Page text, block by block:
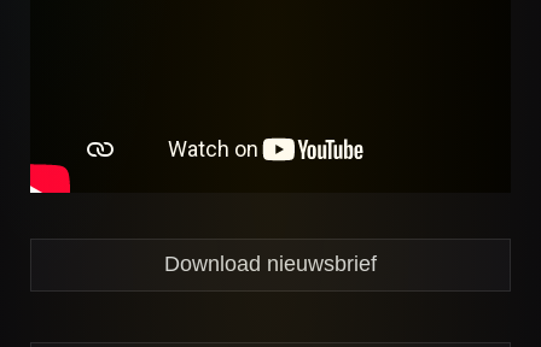
Download nieuwsbrief